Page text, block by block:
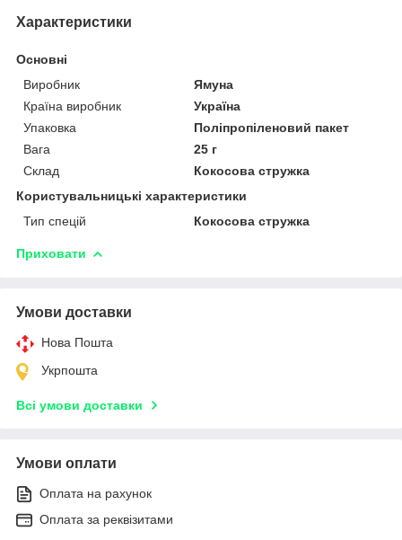
Характеристики
Основні
Виробник
Ямуна
Країна виробник
Україна
Упаковка
Поліпропіленовий пакет
Вага
25 г
Склад
Кокосова стружка
Користувальницькі характеристики
Тип спецій
Кокосова стружка
Приховати
Умови доставки
Нова Пошта
Укрпошта
Всі умови доставки
Умови оплати
Оплата на рахунок
Оплата за реквізитами